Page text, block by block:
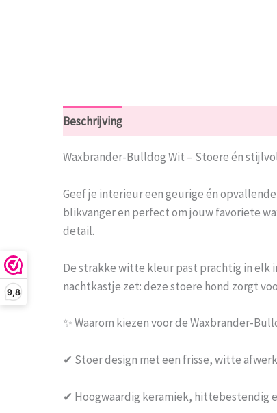
9,8
Beschrijving
Waxbrander-Bulldog Wit – Stoere én
Geef je interieur een geurige én
blikvanger en perfect om jouw favoriete
detail.
De strakke witte kleur past prachtig in elk
nachtkastje zet: deze stoere hond zorgt
✨ Waarom kiezen voor de Waxbrander-
✔ Stoer design met een frisse, witte
✔ Hoogwaardig keramiek, hittebestendig